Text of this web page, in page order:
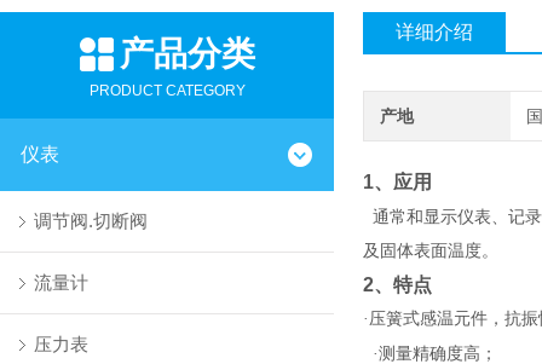
产品分类
PRODUCT CATEGORY
仪表
调节阀.切断阀
流量计
压力表
详细介绍
产地
1、应用
通常和显示仪表、记
及固体表面温度。
2、特点
·压簧式感温元件，抗
·测量精确度高；